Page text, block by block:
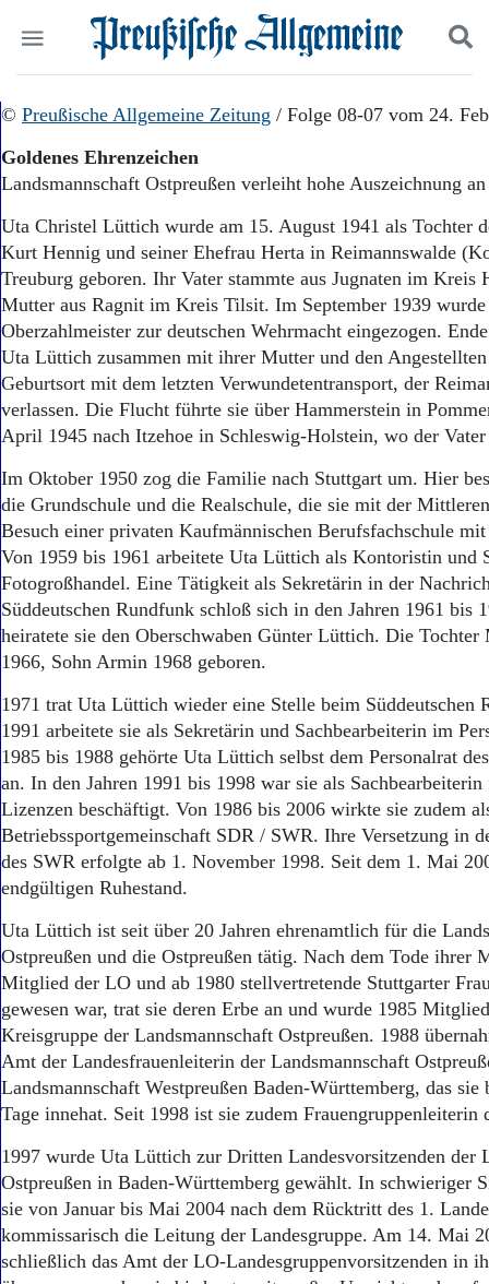
Start
Wer wir sind
Aktuelle Ausgabe
Abonnenten-Login
Abonnent werden
Abo Prämien
Archiv
Mediadaten
Politik
Panorama
Leben
Geschichte
Ostpreußen
Pommern
Berlin-Brandenburg
Schlesien
Danzig und Westpreußen
Bücher
Kontakt
Impressum
Datenschutz
Suchen und finden
© Preußische Allgemeine Zeitung / Folge 08-07 vom 24.
Goldenes Ehrenzeichen
Landsmannschaft Ostpreußen verleiht hohe Auszeichnung
Uta Christel Lüttich wurde am 15. August 1941 als Tochter
Kurt Hennig und seiner Ehefrau Herta in Reimannswalde
Treuburg geboren. Ihr Vater stammte aus Jugnaten im Kreis
Mutter aus Ragnit im Kreis Tilsit. Im September 1939
Oberzahlmeister zur deutschen Wehrmacht eingezogen.
Uta Lüttich zusammen mit ihrer Mutter und den
Geburtsort mit dem letzten Verwundetentransport, der
verlassen. Die Flucht führte sie über Hammerstein in
April 1945 nach Itzehoe in Schleswig-Holstein, wo der
Im Oktober 1950 zog die Familie nach Stuttgart um. Hier
die Grundschule und die Realschule, die sie mit der
Besuch einer privaten Kaufmännischen Berufsfachschule
Von 1959 bis 1961 arbeitete Uta Lüttich als Kontoristin und
Fotogroßhandel. Eine Tätigkeit als Sekretärin in der
Süddeutschen Rundfunk schloß sich in den Jahren 1961 bis
heiratete sie den Oberschwaben Günter Lüttich. Die Tochter
1966, Sohn Armin 1968 geboren.
1971 trat Uta Lüttich wieder eine Stelle beim Süddeutschen
1991 arbeitete sie als Sekretärin und Sachbearbeiterin im
1985 bis 1988 gehörte Uta Lüttich selbst dem Personalrat
an. In den Jahren 1991 bis 1998 war sie als
Lizenzen beschäftigt. Von 1986 bis 2006 wirkte sie zudem
Betriebssportgemeinschaft SDR / SWR. Ihre Versetzung in
des SWR erfolgte ab 1. November 1998. Seit dem 1. Mai
endgültigen Ruhestand.
Uta Lüttich ist seit über 20 Jahren ehrenamtlich für die
Ostpreußen und die Ostpreußen tätig. Nach dem Tode ihrer
Mitglied der LO und ab 1980 stellvertretende Stuttgarter
gewesen war, trat sie deren Erbe an und wurde 1985
Kreisgruppe der Landsmannschaft Ostpreußen. 1988
Amt der Landesfrauenleiterin der Landsmannschaft
Landsmannschaft Westpreußen Baden-Württemberg, das sie
Tage innehat. Seit 1998 ist sie zudem Frauengruppenleiterin
1997 wurde Uta Lüttich zur Dritten Landesvorsitzenden der
Ostpreußen in Baden-Württemberg gewählt. In schwieriger
sie von Januar bis Mai 2004 nach dem Rücktritt des 1.
kommissarisch die Leitung der Landesgruppe. Am 14. Mai
schließlich das Amt der LO-Landesgruppenvorsitzenden in